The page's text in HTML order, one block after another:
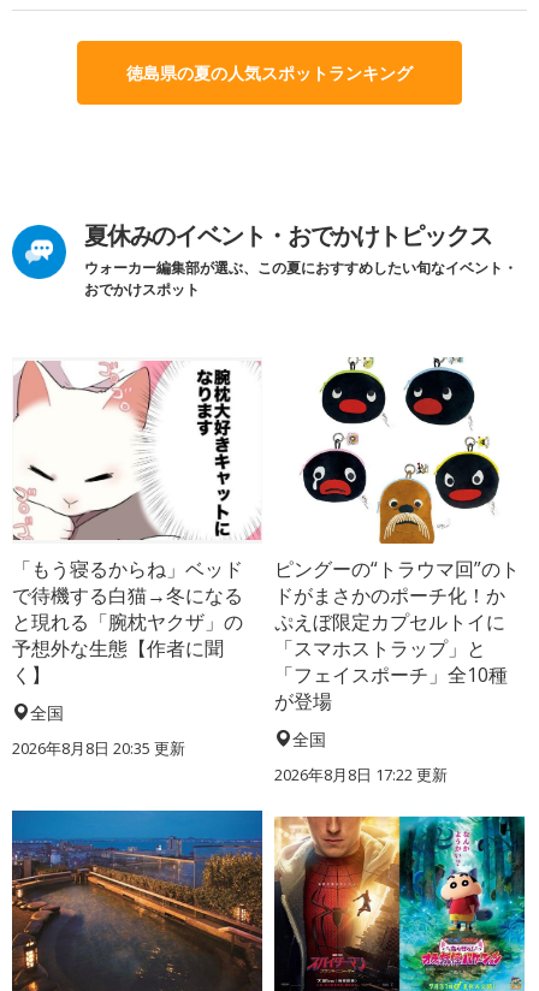
徳島県の夏の人気スポットランキング
夏休みのイベント・おでかけトピックス
ウォーカー編集部が選ぶ、この夏におすすめしたい旬なイベント・
おでかけスポット
「もう寝るからね」ベッド
で待機する白猫→冬になる
と現れる「腕枕ヤクザ」の
予想外な生態【作者に聞
く】
全国
2026年8月8日 20:35 更新
ピングーの“トラウマ回”のト
ドがまさかのポーチ化！か
ぷえぼ限定カプセルトイに
「スマホストラップ」と
「フェイスポーチ」全10種
が登場
全国
2026年8月8日 17:22更新